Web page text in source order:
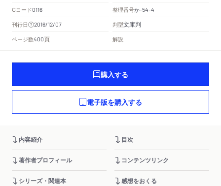
Cコード0116 整理番号か-54-4
刊行日 2016/12/07 判型文庫判
ページ数400頁 解説
購入する
電子版を購入する
内容紹介 目次
著作者プロフィール コンテンツリンク
シリーズ・関連本 感想をおくる